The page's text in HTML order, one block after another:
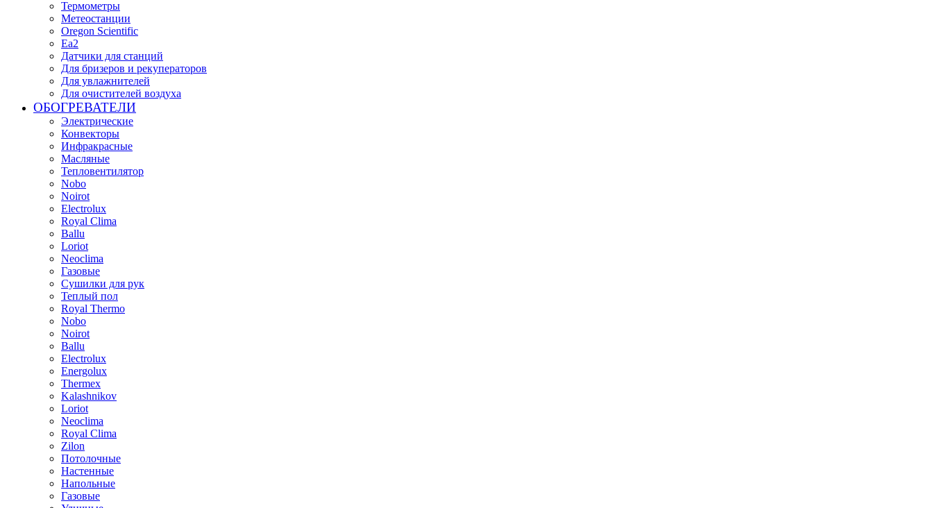
Термометры
Метеостанции
Oregon Scientific
Ea2
Датчики для станций
Для бризеров и рекуператоров
Для увлажнителей
Для очистителей воздуха
ОБОГРЕВАТЕЛИ
Электрические
Конвекторы
Инфракрасные
Масляные
Тепловентилятор
Nobo
Noirot
Electrolux
Royal Clima
Ballu
Loriot
Neoclima
Газовые
Сушилки для рук
Теплый пол
Royal Thermo
Nobo
Noirot
Ballu
Electrolux
Energolux
Тhermex
Kalashnikov
Loriot
Neoclima
Royal Clima
Zilon
Потолочные
Настенные
Напольные
Газовые